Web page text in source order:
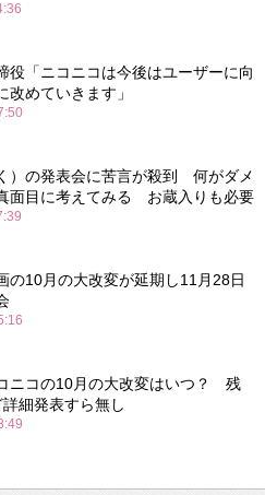
役「ニコニコは今後はユーザーに向
改めていきます」
）の発表会に苦言が殺到 何がダメ
面目に考えてみる お蔵入りも必要
の10月の大改変が延期し11月28日
ニコの10月の大改変はいつ？ 残
細発表すら無し